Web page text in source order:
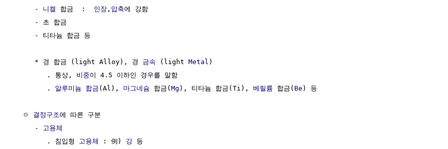
     -
니켈 합금  : 인장 , 압축에 강함
     - 초 합금
     - 티타늄 합금 등
     * 경 합금 (light Alloy), 경
금속 (light Metal )
        . 통상,
비중이 4.5 이하인 경우를 말함
        .
알루미늄 합금 (Al), 마그네슘 합금(Mg ), 티타늄 합금(Ti), 베릴륨 합금( Be ) 등
  ㅇ
결정구조에 따른 구분
     -
고용체
        . 침입형
고용체 : 例) 강 등